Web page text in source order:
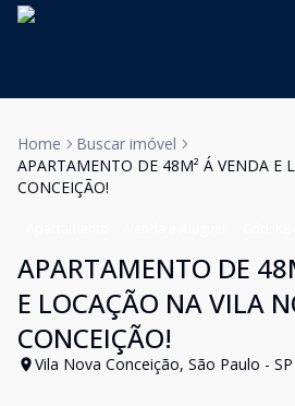
Home
Buscar imóvel
APARTAMENTO DE 48M² Á VENDA E
CONCEIÇÃO!
APARTAMENTO DE
E LOCAÇÃO NA VILA
CONCEIÇÃO!
Vila Nova Conceição, São Paulo - SP